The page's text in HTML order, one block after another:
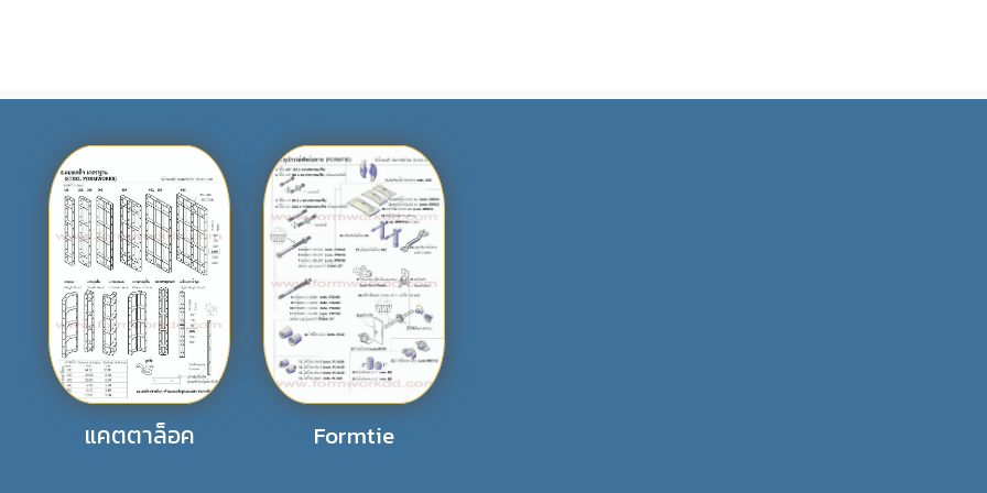
แคตตาล็อค Formtie